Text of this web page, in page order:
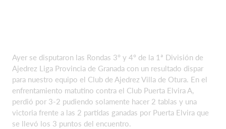
Ayer se disputaron las Rondas 3º y 4º de la 1ª División de
Ajedrez Liga Provincia de Granada con un resultado dispar
para nuestro equipo el Club de Ajedrez Villa de Otura. En el
enfrentamiento matutino contra el Club Puerta Elvira A,
perdió por 3-2 pudiendo solamente hacer 2 tablas y una
victoria frente a las 2 partidas ganadas por Puerta Elvira que
se llevó los 3 puntos del encuentro.